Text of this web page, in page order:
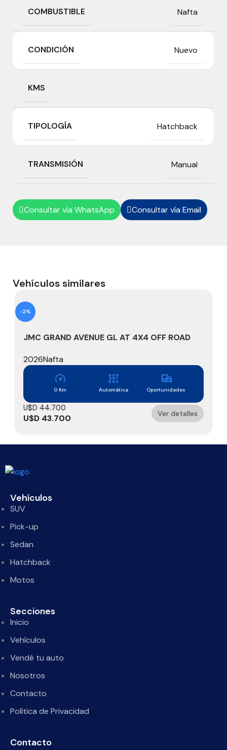
COMBUSTIBLE Nafta
CONDICIÓN Nuevo
KMS
TIPOLOGÍA Hatchback
TRANSMISIÓN Manual
Consultar vía WhatsApp Consultar vía Email
Vehículos similares
-2%
JMC GRAND AVENUE GL AT 4X4 OFF ROAD
2026Nafta
0 Km Automática Oportunidades
U$D44.700
U$D 43.700 Ver detalles
Vehículos
SUV
Pick-up
Sedan
Hatchback
Motos
Secciones
Inicio
Vehículos
Vendé tu auto
Nosotros
Contacto
Política de Privacidad
Contacto